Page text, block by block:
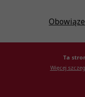
© Krajowa Izba
Ta
Więcej